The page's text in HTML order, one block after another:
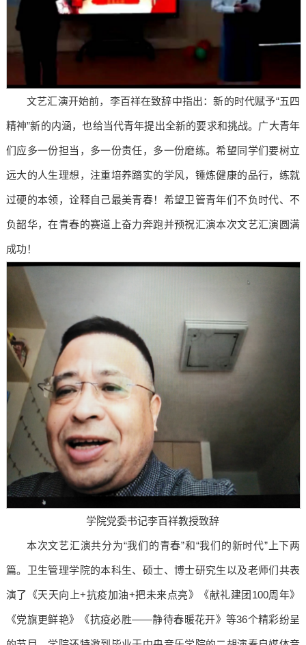
文艺汇演开始前，李百祥在致辞中指出：新的时代赋予“五四
精神”新的内涵，也给当代青年提出全新的要求和挑战。广大青年
们应多一份担当，多一份责任，多一份磨练。希望同学们要树立
远大的人生理想，注重培养踏实的学风，锤炼健康的品行，练就
过硬的本领，诠释自己最美青春！希望卫管青年们不负时代、不
负韶华，在青春的赛道上奋力奔跑并预祝汇演本次文艺汇演圆满
成功！
学院党委书记李百祥教授致辞
本次文艺汇演共分为“我们的青春”和“我们的新时代”上下两
篇。卫生管理学院的本科生、硕士、博士研究生以及老师们共表
演了《天天向上+抗疫加油+把未来点亮》《献礼建团100周年》
《党旗更鲜艳》《抗疫必胜——静待春暖花开》等36个精彩纷呈